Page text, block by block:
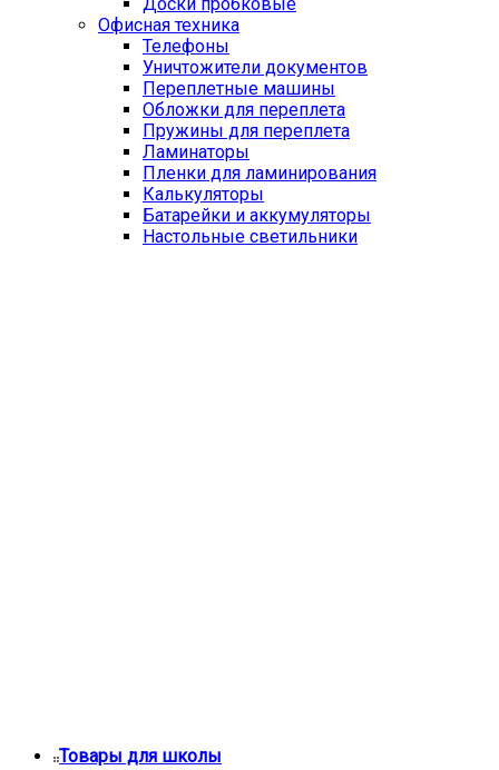
Доски пробковые
Офисная техника
Телефоны
Уничтожители документов
Переплетные машины
Обложки для переплета
Пружины для переплета
Ламинаторы
Пленки для ламинирования
Калькуляторы
Батарейки и аккумуляторы
Настольные светильники
Товары для школы